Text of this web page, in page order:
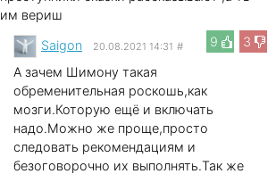
им вериш
9
3
Saigon 20.08.2021 14:31 #
А зачем Шимону такая
обременительная роскошь,как
мозги.Которую ещё и включать
надо.Можно же проще,просто
следовать рекомендациям и
безоговорочно их выполнять.Так же